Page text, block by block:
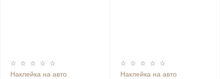
Наклейка на авто
Наклейка на авто